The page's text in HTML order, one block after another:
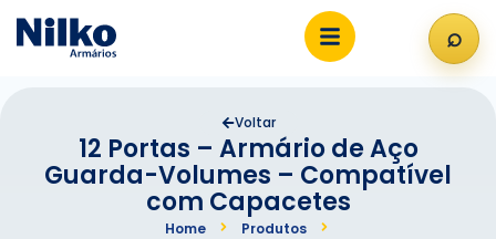
⌕
Voltar
12 Portas – Armário de Aço
Guarda-Volumes – Compatível
com Capacetes
Home
Produtos